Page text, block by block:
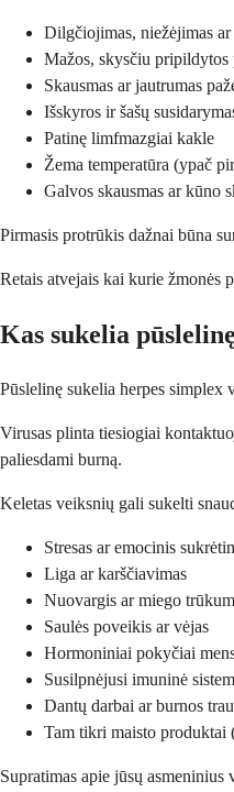
Dilgčiojimas, niežėjimas
Mažos, skysčiu pripildytos
Skausmas ar jautrumas
Išskyros ir šašų
Patinę limfmazgiai kakle
Žema temperatūra (ypač
Galvos skausmas ar kūno
Pirmasis protrūkis dažnai būna
Retais atvejais kai kurie žmonės
Kas sukelia
Pūslelinę sukelia herpes simplex
Virusas plinta tiesiogiai
paliesdami burną.
Keletas veiksnių gali sukelti
Stresas ar emocinis
Liga ar karščiavimas
Nuovargis ar miego
Saulės poveikis ar vėjas
Hormoniniai pokyčiai
Susilpnėjusi imuninė
Dantų darbai ar burnos
Tam tikri maisto produktai
Supratimas apie jūsų